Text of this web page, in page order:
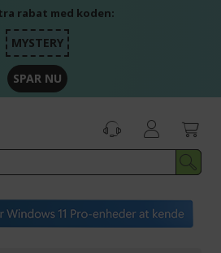
rabat med koden:
MYSTERY
SPAR NU